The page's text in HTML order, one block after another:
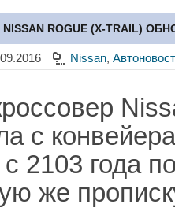
ROGUE (X-TRAIL)
Nissan,
с
2103 года
же